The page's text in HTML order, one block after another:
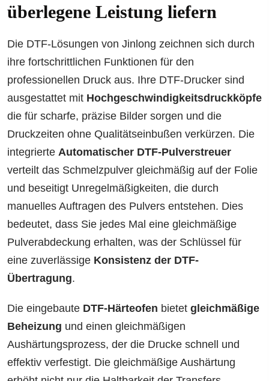
überlegene Leistung liefern
Die DTF-Lösungen von Jinlong zeichnen sich durch
ihre fortschrittlichen Funktionen für den
professionellen Druck aus. Ihre DTF-Drucker sind
ausgestattet mit Hochgeschwindigkeitsdruckköpfe
die für scharfe, präzise Bilder sorgen und die
Druckzeiten ohne Qualitätseinbußen verkürzen. Die
integrierte Automatischer DTF-Pulverstreuer
verteilt das Schmelzpulver gleichmäßig auf der Folie
und beseitigt Unregelmäßigkeiten, die durch
manuelles Auftragen des Pulvers entstehen. Dies
bedeutet, dass Sie jedes Mal eine gleichmäßige
Pulverabdeckung erhalten, was der Schlüssel für
eine zuverlässige Konsistenz der DTF-
Übertragung.
Die eingebaute DTF-Härteofen bietet gleichmäßige
Beheizung und einen gleichmäßigen
Aushärtungsprozess, der die Drucke schnell und
effektiv verfestigt. Die gleichmäßige Aushärtung